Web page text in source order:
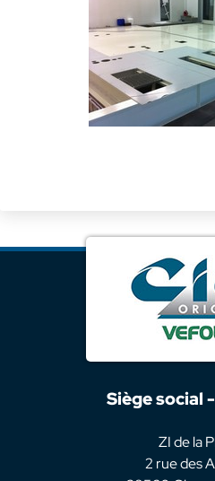
Siège social
ZI de la
2 rue des